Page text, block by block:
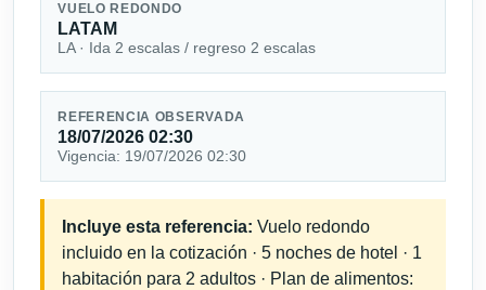
VUELO REDONDO
LATAM
LA · Ida 2 escalas / regreso 2 escalas
REFERENCIA OBSERVADA
18/07/2026 02:30
Vigencia: 19/07/2026 02:30
Incluye esta referencia: Vuelo redondo
incluido en la cotización · 5 noches de hotel · 1
habitación para 2 adultos · Plan de alimentos: